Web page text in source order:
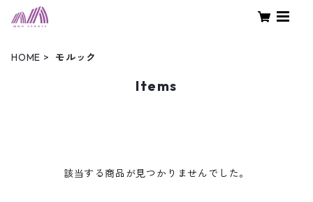
HOME モルック
Items
該当する商品が見つかりませんでした。